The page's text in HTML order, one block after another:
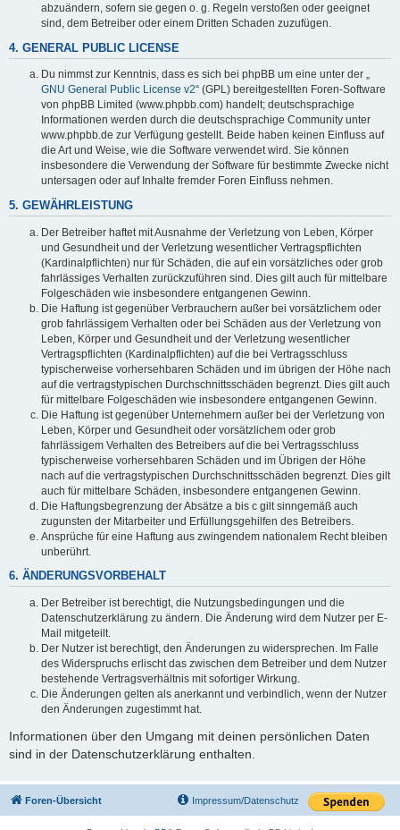
abzuändern, sofern sie gegen o. g. Regeln verstoßen oder geeignet
sind, dem Betreiber oder einem Dritten Schaden zuzufügen.
4. GENERAL PUBLIC LICENSE
Du nimmst zur Kenntnis, dass es sich bei phpBB um eine unter der „
GNU General Public License v2“ (GPL) bereitgestellten Foren-Software
von phpBB Limited (www.phpbb.com) handelt; deutschsprachige
Informationen werden durch die deutschsprachige Community unter
www.phpbb.de zur Verfügung gestellt. Beide haben keinen Einfluss auf
die Art und Weise, wie die Software verwendet wird. Sie können
insbesondere die Verwendung der Software für bestimmte Zwecke nicht
untersagen oder auf Inhalte fremder Foren Einfluss nehmen.
5. GEWÄHRLEISTUNG
Der Betreiber haftet mit Ausnahme der Verletzung von Leben, Körper
und Gesundheit und der Verletzung wesentlicher Vertragspflichten
(Kardinalpflichten) nur für Schäden, die auf ein vorsätzliches oder grob
fahrlässiges Verhalten zurückzuführen sind. Dies gilt auch für mittelbare
Folgeschäden wie insbesondere entgangenen Gewinn.
Die Haftung ist gegenüber Verbrauchern außer bei vorsätzlichem oder
grob fahrlässigem Verhalten oder bei Schäden aus der Verletzung von
Leben, Körper und Gesundheit und der Verletzung wesentlicher
Vertragspflichten (Kardinalpflichten) auf die bei Vertragsschluss
typischerweise vorhersehbaren Schäden und im übrigen der Höhe nach
auf die vertragstypischen Durchschnittsschäden begrenzt. Dies gilt auch
für mittelbare Folgeschäden wie insbesondere entgangenen Gewinn.
Die Haftung ist gegenüber Unternehmern außer bei der Verletzung von
Leben, Körper und Gesundheit oder vorsätzlichem oder grob
fahrlässigem Verhalten des Betreibers auf die bei Vertragsschluss
typischerweise vorhersehbaren Schäden und im Übrigen der Höhe
nach auf die vertragstypischen Durchschnittsschäden begrenzt. Dies gilt
auch für mittelbare Schäden, insbesondere entgangenen Gewinn.
Die Haftungsbegrenzung der Absätze a bis c gilt sinngemäß auch
zugunsten der Mitarbeiter und Erfüllungsgehilfen des Betreibers.
Ansprüche für eine Haftung aus zwingendem nationalem Recht bleiben
unberührt.
6. ÄNDERUNGSVORBEHALT
Der Betreiber ist berechtigt, die Nutzungsbedingungen und die
Datenschutzerklärung zu ändern. Die Änderung wird dem Nutzer per E-
Mail mitgeteilt.
Der Nutzer ist berechtigt, den Änderungen zu widersprechen. Im Falle
des Widerspruchs erlischt das zwischen dem Betreiber und dem Nutzer
bestehende Vertragsverhältnis mit sofortiger Wirkung.
Die Änderungen gelten als anerkannt und verbindlich, wenn der Nutzer
den Änderungen zugestimmt hat.
Informationen über den Umgang mit deinen persönlichen Daten
sind in der Datenschutzerklärung enthalten.
Foren-Übersicht Impressum/Datenschutz